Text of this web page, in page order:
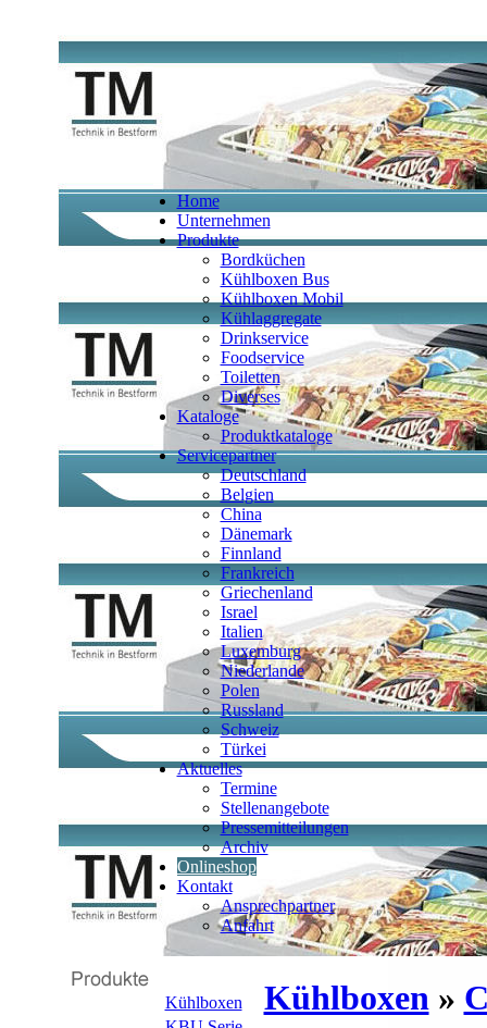
Home
Unternehmen
Produkte
Bordküchen
Kühlboxen Bus
Kühlboxen Mobil
Kühlaggregate
Drinkservice
Foodservice
Toiletten
Diverses
Kataloge
Produktkataloge
Servicepartner
Deutschland
Belgien
China
Dänemark
Finnland
Frankreich
Griechenland
Israel
Italien
Luxemburg
Niederlande
Polen
Russland
Schweiz
Türkei
Aktuelles
Termine
Stellenangebote
Pressemitteilungen
Archiv
Onlineshop
Kontakt
Ansprechpartner
Anfahrt
Kühlboxen
Kühlboxen »